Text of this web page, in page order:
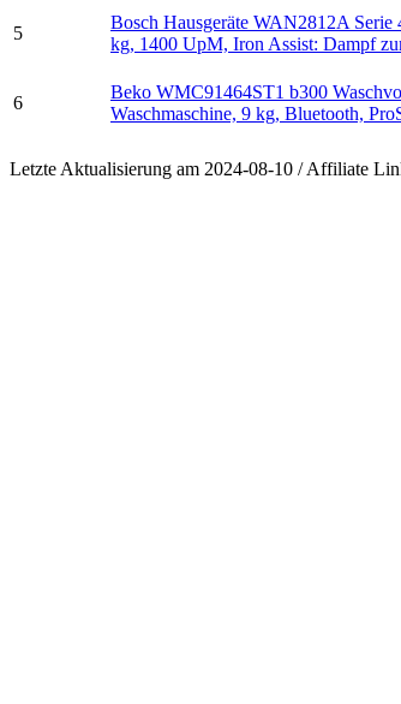
5
Bosch Hausgeräte WAN2812A Serie
kg, 1400 UpM, Iron Assist: Dampf
6
Beko WMC91464ST1 b300
Waschmaschine, 9 kg, Bluetooth,
Letzte Aktualisierung am 2024-08-10 / Affiliate